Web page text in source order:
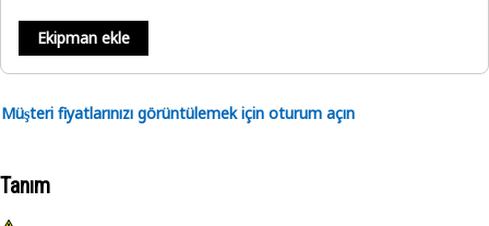
Ekipman ekle
Müşteri fiyatlarınızı görüntülemek için oturum açın
Tanım